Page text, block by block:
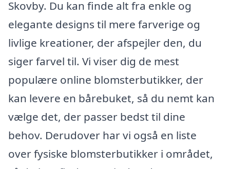
Skovby. Du kan finde alt fra enkle og
elegante designs til mere farverige og
livlige kreationer, der afspejler den, du
siger farvel til. Vi viser dig de mest
populære online blomsterbutikker, der
kan levere en bårebuket, så du nemt kan
vælge det, der passer bedst til dine
behov. Derudover har vi også en liste
over fysiske blomsterbutikker i området,